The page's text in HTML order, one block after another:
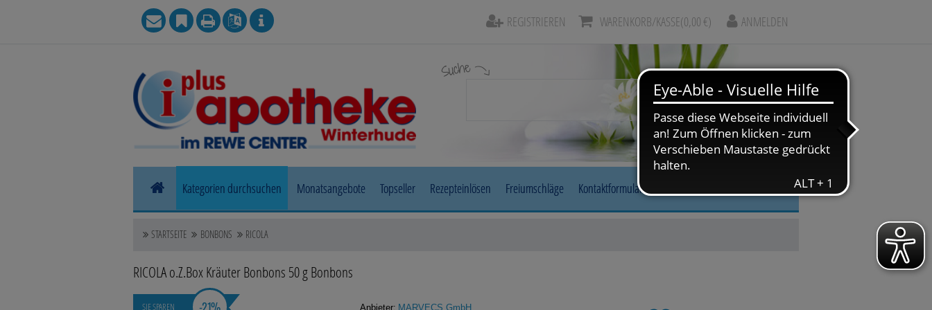
Suche
REGISTRIEREN WARENKORB/KASSE(0,00 €) ANMELDEN
Kategorien durchsuchen
Allergie
Haut, Haare & Nägel
Monatsangebote Topseller Rezepteinlösen Freiumschläge Kontaktformular
STARTSEITE BONBONS RICOLA
RICOLA o.Z.Box Kräuter Bonbons 50 gBonbons
SIE SPAREN